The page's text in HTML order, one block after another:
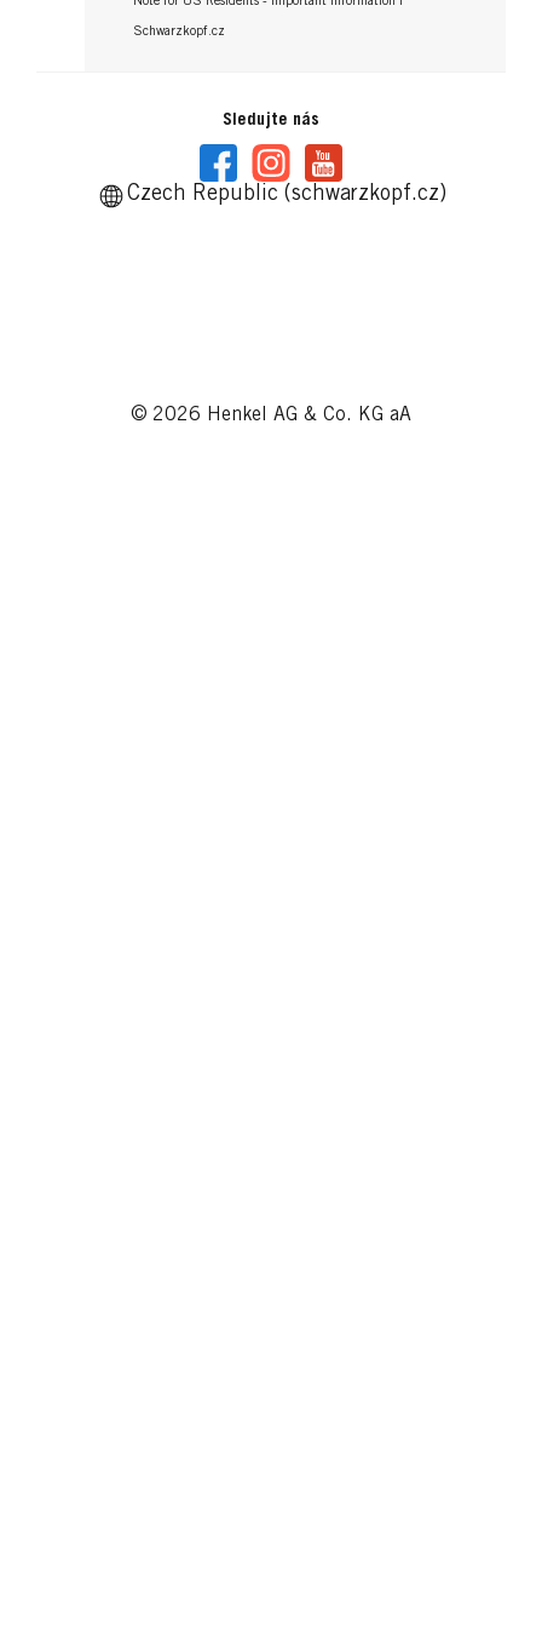
Schwarzkopf.cz
Sledujte nás
Czech Republic (schwarzkopf.cz)
© 2026 Henkel AG & Co. KG aA